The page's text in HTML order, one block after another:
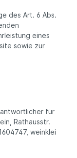
des Art. 6 Abs.
eines
sowie zur
für
Rathausstr.
weinklei